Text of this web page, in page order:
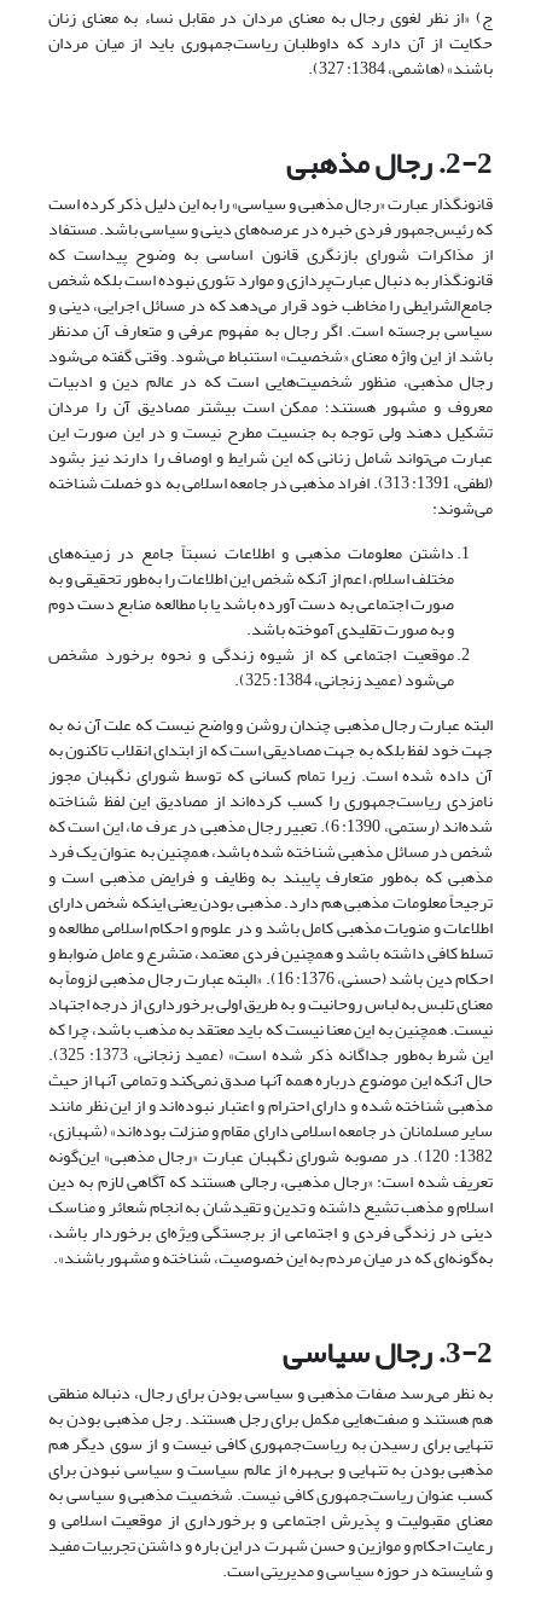
ج) «از نظر لغوی رجال به معنای مردان در مقابل نساء به معنای زنان
حکایت از آن دارد که داوطلبان ریاست‌جمهوری باید از میان مردان
باشند» (هاشمی، 1384: 327).
2-2. رجال مذهبی
قانونگذار عبارت «رجال مذهبی و سیاسی» را به این دلیل ذکر کرده است
که رئیس‌جمهور فردی خبره در عرصه‌های دینی و سیاسی باشد. مستفاد
از مذاکرات شورای بازنگری قانون اساسی به وضوح پیداست که
قانونگذار به دنبال عبارت‌پردازی و موارد تئوری نبوده است بلکه شخص
جامع‌الشرایطی را مخاطب خود قرار می‌دهد که در مسائل اجرایی، دینی و
سیاسی برجسته است. اگر رجال به مفهوم عرفی و متعارف آن مد‌نظر
باشد از این واژه معنای «شخصیت» استنباط می‌شود. وقتی گفته می‌شود
رجال مذهبی، منظور شخصیت‌هایی است که در عالم دین و ادبیات
معروف و مشهور هستند؛ ممکن است بیشتر مصادیق آن را مردان
تشکیل دهند ولی توجه به جنسیت مطرح نیست و در این صورت این
عبارت می‌تواند شامل زنانی که این شرایط و اوصاف را دارند نیز بشود
(لطفی، 1391: 313). افراد مذهبی در جامعه اسلامی به دو خصلت شناخته
می‌شوند:
داشتن معلومات مذهبی و اطلاعات نسبتاً جامع در زمینه‌های
مختلف اسلام، اعم از آنکه شخص این اطلاعات را به‌طور تحقیقی و به
صورت اجتماعی به دست آورده باشد یا با مطالعه منابع دست دوم
و به صورت تقلیدی آموخته باشد.
موقعیت اجتماعی که از شیوه زندگی و نحوه برخورد مشخص
می‌شود (عمید زنجانی، 1384: 325).
البته عبارت رجال مذهبی چندان روشن و واضح نیست که علت آن نه به
جهت خود لفظ بلکه به جهت مصادیقی است که از ابتدای انقلاب تاکنون به
آن داده شده است. زیرا تمام کسانی که توسط شورای نگهبان مجوز
نامزدی ریاست‌جمهوری را کسب کرده‌اند از مصادیق این لفظ شناخته
شده‌اند (رستمی، 1390: 6). تعبیر رجال مذهبی در عرف ما، این است که
شخص در مسائل مذهبی شناخته شده باشد، همچنین به عنوان یک فرد
مذهبی که به‌طور متعارف پایبند به وظایف و فرایض مذهبی است و
ترجیحاً معلومات مذهبی هم دارد. مذهبی بودن یعنی اینکه شخص دارای
اطلاعات و منویات مذهبی کامل باشد و در علوم و احکام اسلامی مطالعه و
تسلط کافی داشته باشد و همچنین فردی معتمد، متشرع و عامل ضوابط و
احکام دین باشد (حسنی، 1376: 16). «البته عبارت رجال مذهبی لزوماً به
معنای تلبس به لباس روحانیت و به طریق اولی برخورداری از درجه اجتهاد
نیست. همچنین به این معنا نیست که باید معتقد به مذهب باشد، چرا که
این شرط به‌طور جداگانه ذکر شده است» (عمید زنجانی، 1373: 325).
حال آنکه این موضوع درباره همه آنها صدق نمی‌کند و تمامی آنها از حیث
مذهبی شناخته شده و دارای احترام و اعتبار نبوده‌اند و از این نظر مانند
سایر مسلمانان در جامعه اسلامی دارای مقام و منزلت بوده‌اند» (شهبازی،
1382: 120). در مصوبه شورای نگهبان عبارت «رجال مذهبی» این‌گونه
تعریف شده است: «رجال مذهبی، رجالی هستند که آگاهی لازم به دین
اسلام و مذهب تشیع داشته و تدین و تقیدشان به انجام شعائر و مناسک
دینی در زندگی فردی و اجتماعی از برجستگی ویژه‌ای برخوردار باشد،
به‌گونه‌ای که در میان مردم به این خصوصیت، شناخته و مشهور باشند».
3-2. رجال سیاسی
به نظر می‌رسد صفات مذهبی و سیاسی بودن برای رجال، دنباله‌ منطقی
هم هستند و صفت‌هایی مکمل برای رجل هستند. رجل مذهبی بودن به
تنهایی برای رسیدن به ریاست‌جمهوری کافی نیست و از سوی دیگر هم
مذهبی بودن به تنهایی و بی‌بهره از عالم سیاست و سیاسی نبودن برای
کسب عنوان ریاست‌جمهوری کافی نیست. شخصیت مذهبی و سیاسی به
معنای مقبولیت و پذیرش اجتماعی و برخورداری از موقعیت اسلامی و
رعایت احکام و موازین و حسن شهرت در این باره و داشتن تجربیات مفید
و شایسته در حوزه سیاسی و مدیریتی است.